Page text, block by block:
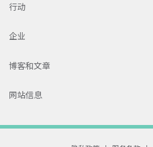
行动
企业
博客和文章
网站信息